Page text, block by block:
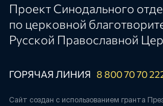
Проект Синодального
по церковной
Русской Православной
ГОРЯЧАЯ ЛИНИЯ 8 800 70 70
Сайт создан с использованием гранта